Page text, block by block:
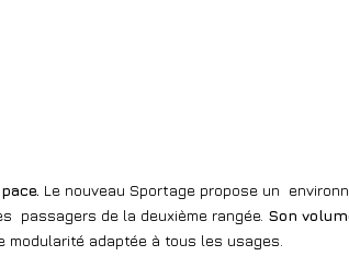
Le nouveau Sportage propose un
passagers de la deuxième rangée. Son
adaptée à tous les usages.